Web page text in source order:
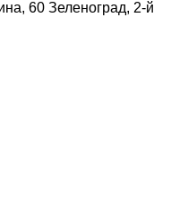
60 Зеленоград, 2-й